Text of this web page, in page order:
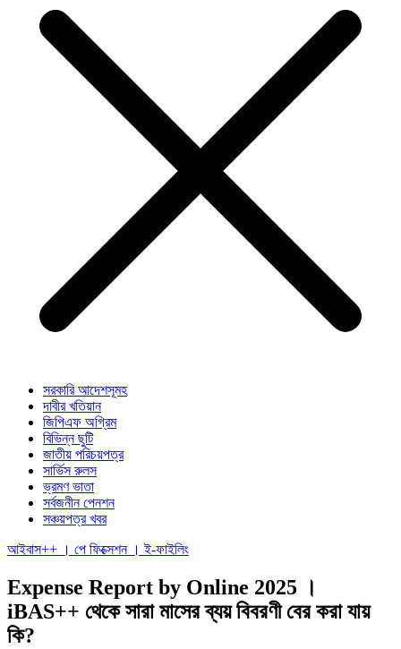
সরকারি আদেশসূমহ
দাবীর খতিয়ান
জিপিএফ অগ্রিম
বিভিন্ন ছুটি
জাতীয় পরিচয়পত্র
সার্ভিস রুলস
ভ্রমণ ভাতা
সর্বজনীন পেনশন
সঞ্চয়পত্র খবর
আইবাস++ । পে ফিক্সেশন । ই-ফাইলিং
Expense Report by Online 2025 ।
iBAS++ থেকে সারা মাসের ব্যয় বিবরণী বের করা যায়
কি?